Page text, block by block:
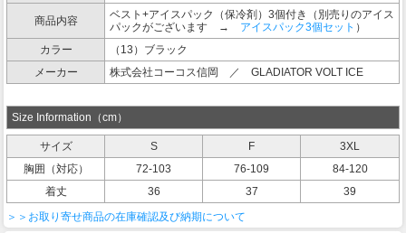
商品内容
ベスト+アイスパック（保冷剤）3個付き（別売りのアイス
パックがございます → アイスパック3個セット ）
カラー
（13）ブラック
メーカー
株式会社コーコス信岡 ／ GLADIATOR VOLT ICE
Size Information（cm）
サイズ S F
3XL
胸囲（対応）
72-103 76-109
84-120
着丈
36 37
39
＞＞お取り寄せ商品の在庫確認及び納期について